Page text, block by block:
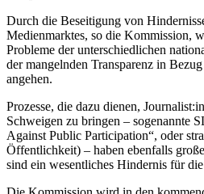
Durch die Beseitigung von
Medienmarktes, so die Kommission,
Probleme der unterschiedlichen
der mangelnden Transparenz in
angehen.
Prozesse, die dazu dienen,
Schweigen zu bringen – sogenannte
Against Public Participation“, oder
Öffentlichkeit) – haben ebenfalls
sind ein wesentliches Hindernis für